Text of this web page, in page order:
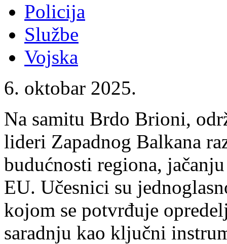
Policija
Službe
Vojska
6. oktobar 2025.
Na samitu Brdo Brioni,
lideri Zapadnog Balkana
budućnosti regiona,
EU. Učesnici su
kojom se potvrđuje
saradnju kao ključni